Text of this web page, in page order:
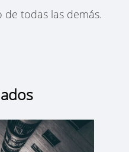
todas las demás.